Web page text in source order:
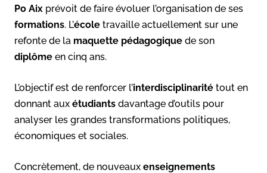
Po Aix prévoit de faire évoluer l’organisation de ses
formations. L’école travaille actuellement sur une
refonte de la maquette pédagogique de son
diplôme en cinq ans.
L’objectif est de renforcer l’interdisciplinarité tout en
donnant aux étudiants davantage d’outils pour
analyser les grandes transformations politiques,
économiques et sociales.
Concrètement, de nouveaux enseignements